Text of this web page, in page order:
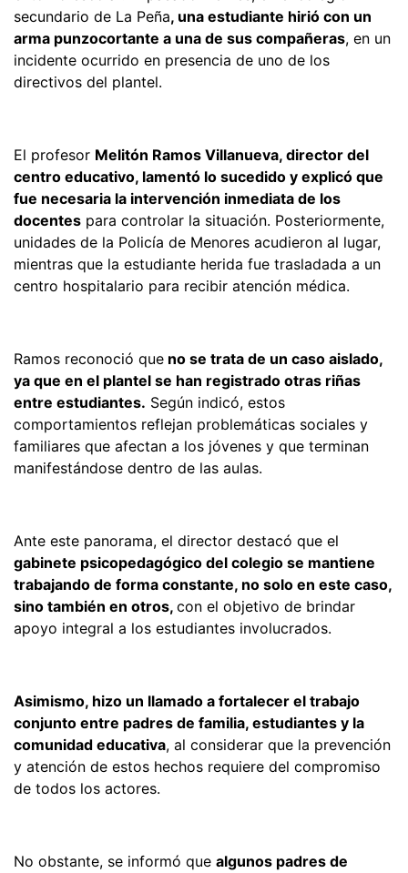
secundario de La Peña, una estudiante hirió con un
arma punzocortante a una de sus compañeras, en un
incidente ocurrido en presencia de uno de los
directivos del plantel.
El profesor Melitón Ramos Villanueva, director del
centro educativo, lamentó lo sucedido y explicó que
fue necesaria la intervención inmediata de los
docentes para controlar la situación. Posteriormente,
unidades de la Policía de Menores acudieron al lugar,
mientras que la estudiante herida fue trasladada a un
centro hospitalario para recibir atención médica.
Ramos reconoció que no se trata de un caso aislado,
ya que en el plantel se han registrado otras riñas
entre estudiantes. Según indicó, estos
comportamientos reflejan problemáticas sociales y
familiares que afectan a los jóvenes y que terminan
manifestándose dentro de las aulas.
Ante este panorama, el director destacó que el
gabinete psicopedagógico del colegio se mantiene
trabajando de forma constante, no solo en este caso,
sino también en otros, con el objetivo de brindar
apoyo integral a los estudiantes involucrados.
Asimismo, hizo un llamado a fortalecer el trabajo
conjunto entre padres de familia, estudiantes y la
comunidad educativa, al considerar que la prevención
y atención de estos hechos requiere del compromiso
de todos los actores.
No obstante, se informó que algunos padres de